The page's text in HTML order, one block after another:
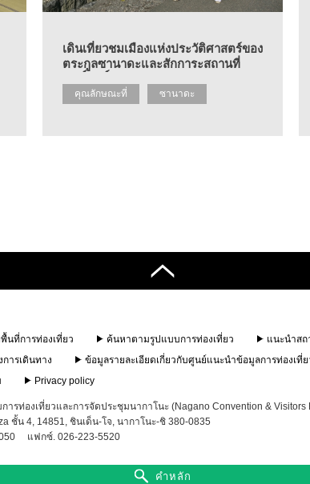
เดินเที่ยวชมเมืองแห่งประวัติศาสตร์ของ
ตระกูลซานาดะและสักการะสถานที่
คุณลักษณะที่ ซานาดะ
นที่การท่องเที่ยว ค้นหาตามรูปแบบการท่องเที่ยว แนะนำส
ารเดินทาง
ข้อมูลรายละเอียดเกี่ยวกับศูนย์แนะนำข้อมูลการท่องเที่ย
Privacy policy
การท่องเที่ยวและการจัดประชุมนากาโนะ (Nagano Convention &
ชั้น 4, 14851, ชินเด็น-โจ, นากาโนะ-ชิ 380-0835
แฟกซ์. 026-223-5520
คำหลัก